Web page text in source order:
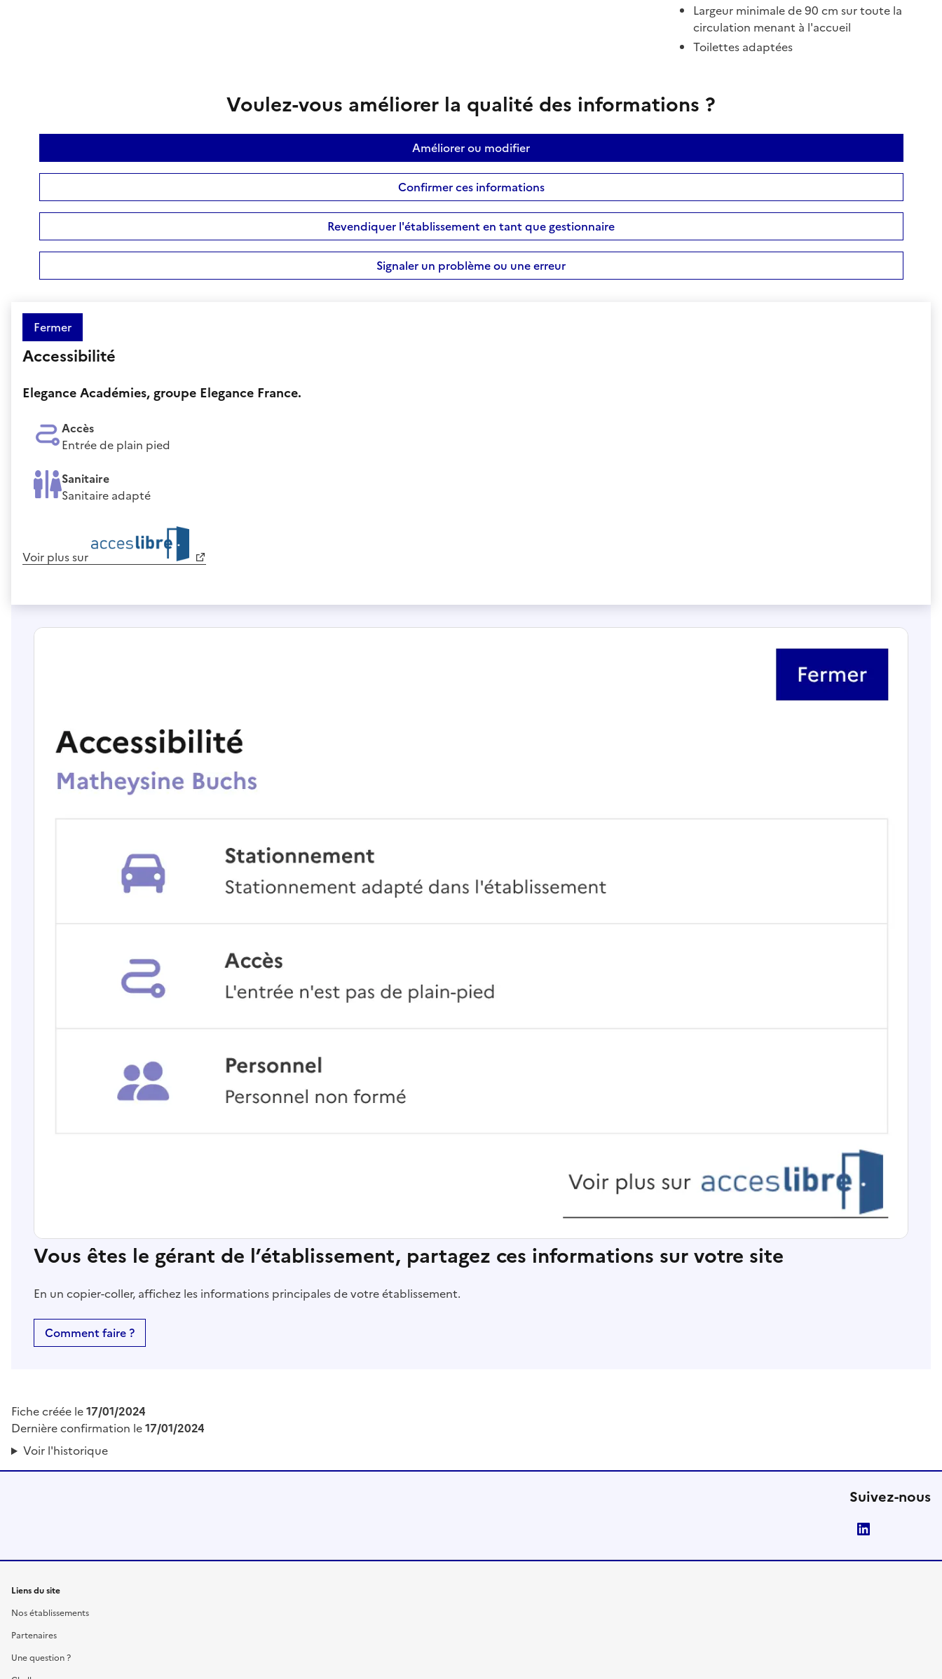
Largeur minimale de 90 cm sur toute la
circulation menant à l'accueil
Toilettes adaptées
Voulez-vous améliorer la qualité des informations ?
Améliorer ou modifier
Confirmer ces informations
Revendiquer l'établissement en tant que gestionnaire
Signaler un problème ou une erreur
Fermer
Accessibilité
Elegance Académies, groupe Elegance France.
Accès
Entrée de plain pied
Sanitaire
Sanitaire adapté
Voir plus sur
Vous êtes le gérant de l’établissement, partagez ces informations sur votre site
En un copier-coller, affichez les informations principales de votre établissement.
Comment faire ?
Fiche créée le17/01/2024
Dernière confirmation le17/01/2024
Voir l'historique
Suivez-nous
Liens du site
Nos établissements
Partenaires
Une question ?